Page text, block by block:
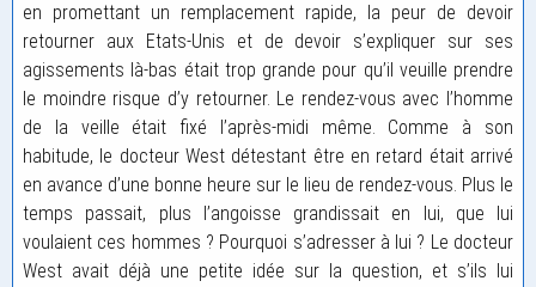
en promettant un remplacement rapide, la peur de devoir
retourner aux Etats-Unis et de devoir s’expliquer sur ses
agissements là-bas était trop grande pour qu’il veuille prendre
le moindre risque d’y retourner. Le rendez-vous avec l’homme
de la veille était fixé l’après-midi même. Comme à son
habitude, le docteur West détestant être en retard était arrivé
en avance d’une bonne heure sur le lieu de rendez-vous. Plus le
temps passait, plus l’angoisse grandissait en lui, que lui
voulaient ces hommes ? Pourquoi s’adresser à lui ? Le docteur
West avait déjà une petite idée sur la question, et s’ils lui